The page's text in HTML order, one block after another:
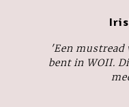
'Een mustread
bent in WOII.